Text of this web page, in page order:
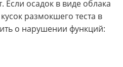
осадок в виде облака
размокшего теста в
о нарушении функций: